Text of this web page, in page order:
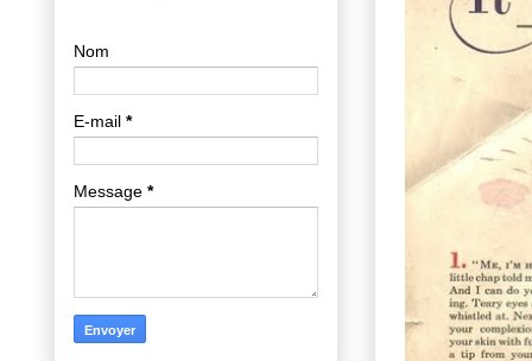
Nom
E-mail *
Message *